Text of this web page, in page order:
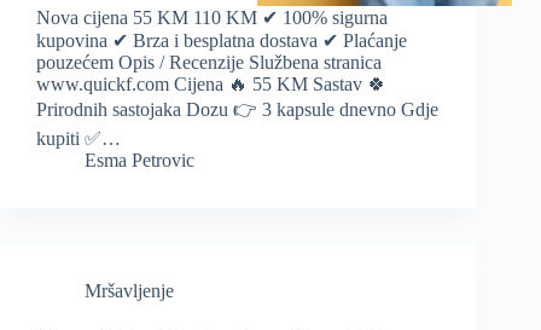
Nova cijena 55 KM 110 KM ✔ 100% sigurna
kupovina ✔ Brza i besplatna dostava ✔ Plaćanje
pouzećem Opis / Recenzije Službena stranica
www.quickf.com Cijena 🔥 55 KM Sastav 🍀
Prirodnih sastojaka Dozu 👉 3 kapsule dnevno Gdje
kupiti ✅…
Esma Petrovic
Mršavljenje